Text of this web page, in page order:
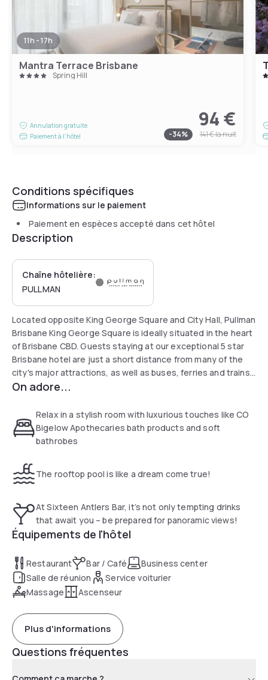
11h - 17h
Mantra Terrace Brisbane
Spring Hill
Annulation gratuite
Paiement à l'hôtel
94 €
-34% 141 €la nuit
Conditions spécifiques
Informations sur le paiement
Paiement en espèces accepté dans cet hôtel
Description
Chaîne hôtelière:
PULLMAN
Located opposite King George Square and City Hall, Pullman
Brisbane King George Square is ideally situated in the heart
of Brisbane CBD. Guests staying at our exceptional 5 star
Brisbane hotel are just a short distance from many of the
city's major attractions, as well as buses, ferries and trains
via nearby Central and Roma Street stations. Queen Street
distance, while Southbank and Eagle Street Pier with all its
restaurants and bars are also close by
On adore...
Relax in a stylish room with luxurious touches like CO
Bigelow Apothecaries bath products and soft
bathrobes
The rooftop pool is like a dream come true!
At Sixteen Antlers Bar, it’s not only tempting drinks
that await you – be prepared for panoramic views!
Équipements de l'hôtel
Restaurant Bar / Café
Business center
Salle de réunion
Service voiturier
Massage
Ascenseur
Plus d'informations
Questions fréquentes